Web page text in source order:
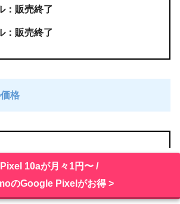
：販売終了
：販売終了
格
: 販売終了
10aが月々1円〜 /
のGoogle Pixelがお得 >